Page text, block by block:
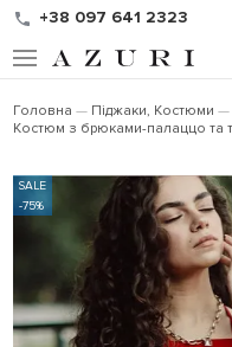
+38 097 641 2323
Головна Піджаки, Костюми
Костюм з брюками-палаццо та